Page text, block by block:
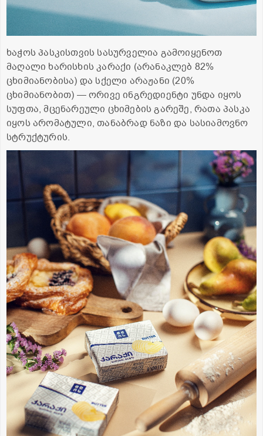
ხაჭოს პასკისთვის სასურველია გამოიყენოთ
მაღალი ხარისხის კარაქი (არანაკლებ 82%
ცხიმიანობისა) და სქელი არაჟანი (20%
ცხიმიანობით) — ორივე ინგრედიენტი უნდა იყოს
სუფთა, მცენარეული ცხიმების გარეშე, რათა პასკა
იყოს არომატული, თანაბრად ნაზი და სასიამოვნო
სტრუქტურის.